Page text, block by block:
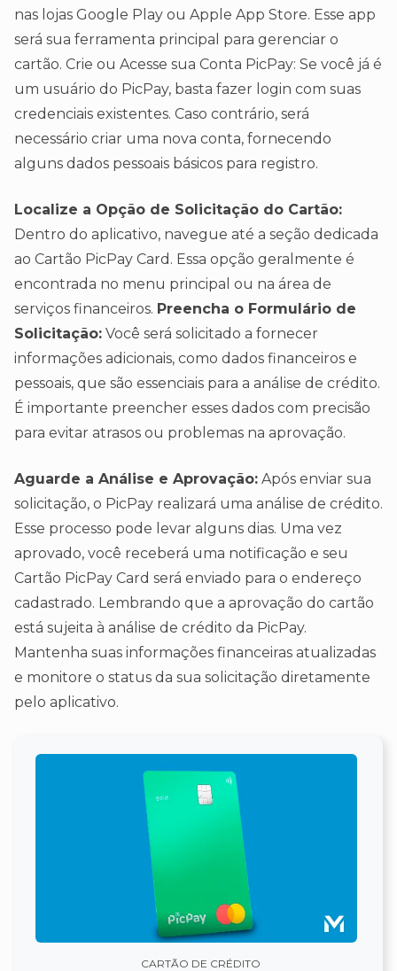
nas lojas Google Play ou Apple App Store. Esse app
será sua ferramenta principal para gerenciar o
cartão. Crie ou Acesse sua Conta PicPay: Se você já é
um usuário do PicPay, basta fazer login com suas
credenciais existentes. Caso contrário, será
necessário criar uma nova conta, fornecendo
alguns dados pessoais básicos para registro.
Localize a Opção de Solicitação do Cartão:
Dentro do aplicativo, navegue até a seção dedicada
ao Cartão PicPay Card. Essa opção geralmente é
encontrada no menu principal ou na área de
serviços financeiros. Preencha o Formulário de
Solicitação: Você será solicitado a fornecer
informações adicionais, como dados financeiros e
pessoais, que são essenciais para a análise de crédito.
É importante preencher esses dados com precisão
para evitar atrasos ou problemas na aprovação.
Aguarde a Análise e Aprovação: Após enviar sua
solicitação, o PicPay realizará uma análise de crédito.
Esse processo pode levar alguns dias. Uma vez
aprovado, você receberá uma notificação e seu
Cartão PicPay Card será enviado para o endereço
cadastrado. Lembrando que a aprovação do cartão
está sujeita à análise de crédito da PicPay.
Mantenha suas informações financeiras atualizadas
e monitore o status da sua solicitação diretamente
pelo aplicativo.
CARTÃO DE CRÉDITO